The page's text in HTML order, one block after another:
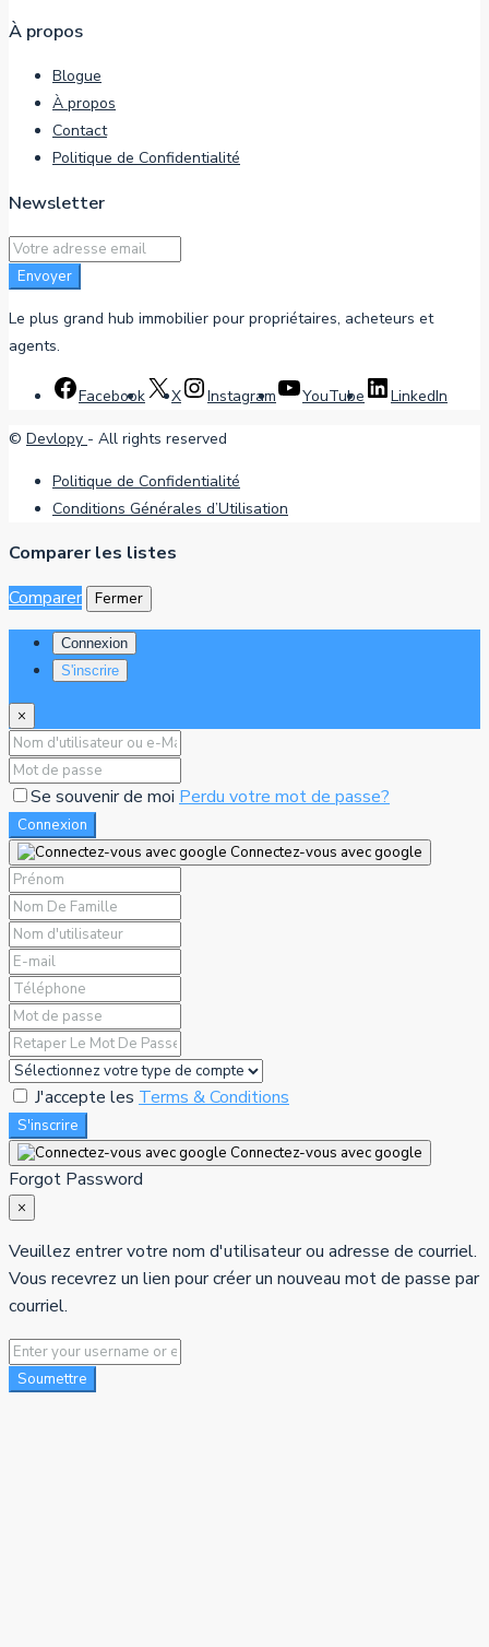
À propos
Blogue
À propos
Contact
Politique de Confidentialité
Newsletter
Envoyer
Le plus grand hub immobilier pour propriétaires, acheteurs et
agents.
Facebook X Instagram YouTube LinkedIn
© Devlopy - All rights reserved
Politique de Confidentialité
Conditions Générales d’Utilisation
Comparer les listes
Comparer
Fermer
Connexion
S'inscrire
×
Se souvenir de moi Perdu votre mot de passe?
Connexion
Connectez-vous avec google
J'accepte les Terms & Conditions
S'inscrire
Connectez-vous avec google
Forgot Password
×
Veuillez entrer votre nom d'utilisateur ou adresse de courriel.
Vous recevrez un lien pour créer un nouveau mot de passe par
courriel.
Soumettre